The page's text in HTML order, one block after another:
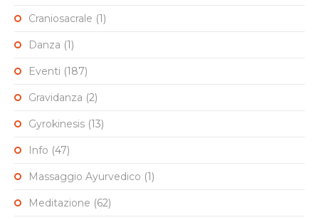
Craniosacrale (1)
Danza (1)
Eventi (187)
Gravidanza (2)
Gyrokinesis (13)
Info (47)
Massaggio Ayurvedico (1)
Meditazione (62)